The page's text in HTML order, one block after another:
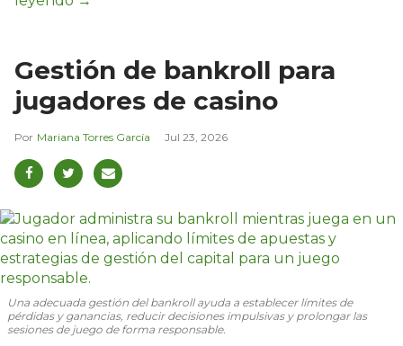
Gestión de bankroll para
jugadores de casino
Mariana Torres García Jul 23, 2026
Una adecuada gestión del bankroll ayuda a establecer límites de
pérdidas y ganancias, reducir decisiones impulsivas y prolongar las
sesiones de juego de forma responsable.